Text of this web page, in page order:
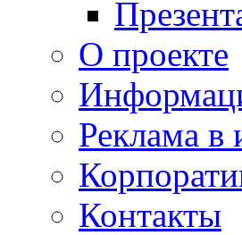
О проекте
Реклама в
Контакты